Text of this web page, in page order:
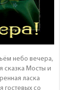
небо вечера,
сказка Мосты и
ласка
гостевых со